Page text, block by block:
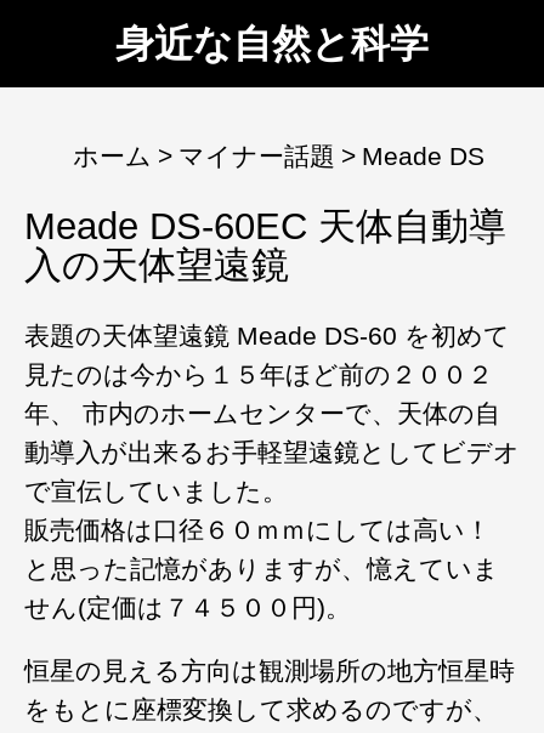
身近な自然と科学
ホーム マイナー話題 Meade DS
Meade DS-60EC 天体自動導
入の天体望遠鏡
表題の天体望遠鏡 Meade DS-60 を初めて
見たのは今から１５年ほど前の２００２
年、 市内のホームセンターで、天体の自
動導入が出来るお手軽望遠鏡としてビデオ
で宣伝していました。
販売価格は口径６０ｍｍにしては高い！
と思った記憶がありますが、憶えていま
せん(定価は７４５００円)。
恒星の見える方向は観測場所の地方恒星時
をもとに座標変換して求めるのですが、